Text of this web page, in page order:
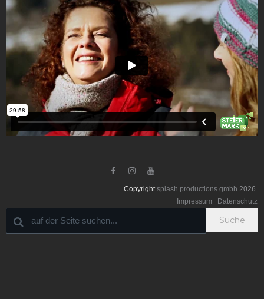
  
Copyright splash productions gmbh 2026
Impressum
Datenschutz
Suche